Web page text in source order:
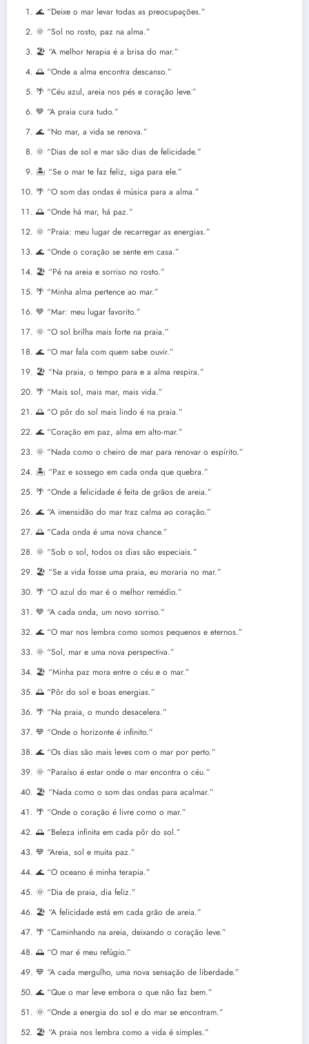
🌊 “Deixe o mar levar todas as preocupações.”
🌞 “Sol no rosto, paz na alma.”
🏖️ “A melhor terapia é a brisa do mar.”
🌅 “Onde a alma encontra descanso.”
🌴 “Céu azul, areia nos pés e coração leve.”
💙 “A praia cura tudo.”
🌊 “No mar, a vida se renova.”
🌞 “Dias de sol e mar são dias de felicidade.”
🏝️ “Se o mar te faz feliz, siga para ele.”
🌴 “O som das ondas é música para a alma.”
🌅 “Onde há mar, há paz.”
🌞 “Praia: meu lugar de recarregar as energias.”
🌊 “Onde o coração se sente em casa.”
🏖️ “Pé na areia e sorriso no rosto.”
🌴 “Minha alma pertence ao mar.”
💙 “Mar: meu lugar favorito.”
🌞 “O sol brilha mais forte na praia.”
🌊 “O mar fala com quem sabe ouvir.”
🏖️ “Na praia, o tempo para e a alma respira.”
🌴 “Mais sol, mais mar, mais vida.”
🌅 “O pôr do sol mais lindo é na praia.”
🌊 “Coração em paz, alma em alto-mar.”
🌞 “Nada como o cheiro de mar para renovar o espírito.”
🏝️ “Paz e sossego em cada onda que quebra.”
🌴 “Onde a felicidade é feita de grãos de areia.”
🌊 “A imensidão do mar traz calma ao coração.”
🌅 “Cada onda é uma nova chance.”
🌞 “Sob o sol, todos os dias são especiais.”
🏖️ “Se a vida fosse uma praia, eu moraria no mar.”
🌴 “O azul do mar é o melhor remédio.”
💙 “A cada onda, um novo sorriso.”
🌊 “O mar nos lembra como somos pequenos e eternos.”
🌞 “Sol, mar e uma nova perspectiva.”
🏖️ “Minha paz mora entre o céu e o mar.”
🌅 “Pôr do sol e boas energias.”
🌴 “Na praia, o mundo desacelera.”
💙 “Onde o horizonte é infinito.”
🌊 “Os dias são mais leves com o mar por perto.”
🌞 “Paraíso é estar onde o mar encontra o céu.”
🏖️ “Nada como o som das ondas para acalmar.”
🌴 “Onde o coração é livre como o mar.”
🌅 “Beleza infinita em cada pôr do sol.”
💙 “Areia, sol e muita paz.”
🌊 “O oceano é minha terapia.”
🌞 “Dia de praia, dia feliz.”
🏖️ “A felicidade está em cada grão de areia.”
🌴 “Caminhando na areia, deixando o coração leve.”
🌅 “O mar é meu refúgio.”
💙 “A cada mergulho, uma nova sensação de liberdade.”
🌊 “Que o mar leve embora o que não faz bem.”
🌞 “Onde a energia do sol e do mar se encontram.”
🏖️ “A praia nos lembra como a vida é simples.”